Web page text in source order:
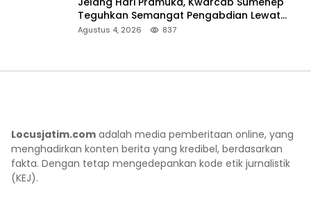
Teguhkan Semangat Pengabdian Lewat
Ziarah Pahlawan
Agustus 4, 2026 837
Locusjatim.com adalah media pemberitaan online, yang
menghadirkan konten berita yang kredibel, berdasarkan
fakta. Dengan tetap mengedepankan kode etik jurnalistik
(KEJ).